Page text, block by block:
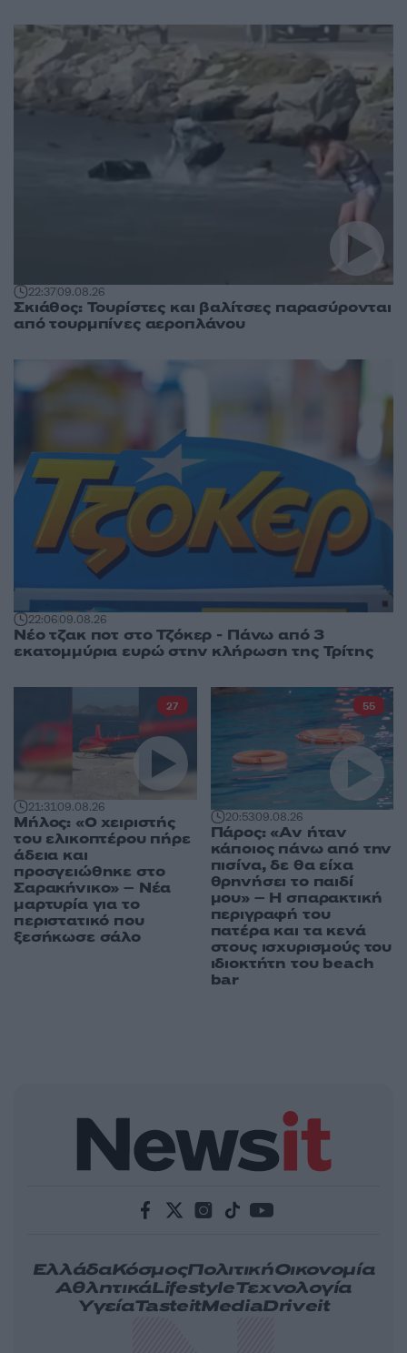
22:3709.08.26
Σκιάθος: Τουρίστες και βαλίτσες παρασύρονται
από τουρμπίνες αεροπλάνου
22:0609.08.26
Νέο τζακ ποτ στο Τζόκερ - Πάνω από 3
εκατομμύρια ευρώ στην κλήρωση της Τρίτης
21:3109.08.26
Μήλος: «Ο χειριστής
του ελικοπτέρου πήρε
άδεια και
προσγειώθηκε στο
Σαρακήνικο» – Νέα
μαρτυρία για το
περιστατικό που
ξεσήκωσε σάλο
27
20:5309.08.26
Πάρος: «Αν ήταν
κάποιος πάνω από την
πισίνα, δε θα είχα
θρηνήσει το παιδί
μου» – Η σπαρακτική
περιγραφή του
πατέρα και τα κενά
στους ισχυρισμούς του
ιδιοκτήτη του beach
bar
55
ΕλλάδαΚόσμοςΠολιτικήΟικονομία
ΑθλητικάLifestyleΤεχνολογία
ΥγείαTasteitMediaDriveit